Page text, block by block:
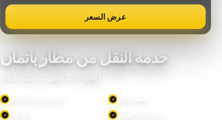
عرض السعر
خدمة النقل من مطار باتمان
خدمة النقل من مطار باتمان (BAL)